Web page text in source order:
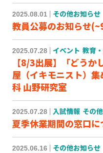
2025.08.01 その他お知らせ
教員公募のお知らせ
2025.07.28 イベント 教育
【8/3出展】「どう
屋（イキモニスト）
科 山野研究室
2025.07.28 入試情報 その
夏季休業期間の窓口に
2025.06.16 その他お知らせ